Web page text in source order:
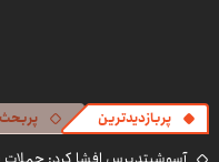
پربازدیدترین